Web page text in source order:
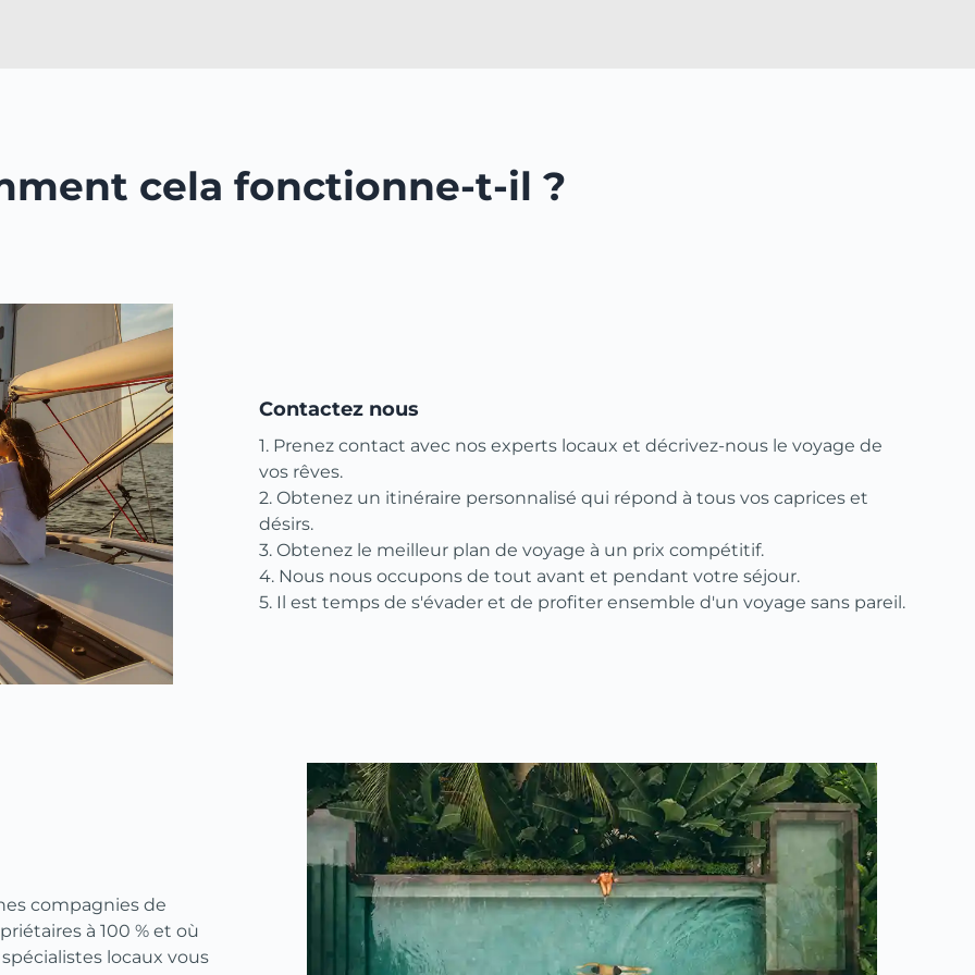
cela fonctionne-t-il ?
Contactez nous
1. Prenez contact avec nos experts locaux et décrivez-nous le voyage de
vos rêves.
2. Obtenez un itinéraire personnalisé qui répond à tous vos caprices et
désirs.
3. Obtenez le meilleur plan de voyage à un prix compétitif.
4. Nous nous occupons de tout avant et pendant votre séjour.
5. Il est temps de s'évader et de profiter ensemble d'un voyage sans pareil.
compagnies de
à 100 % et où
locaux vous